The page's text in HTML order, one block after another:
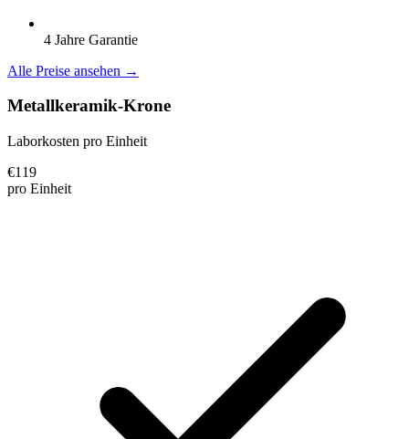
4 Jahre Garantie
Alle Preise ansehen →
Metallkeramik-Krone
Laborkosten pro Einheit
€119
pro Einheit